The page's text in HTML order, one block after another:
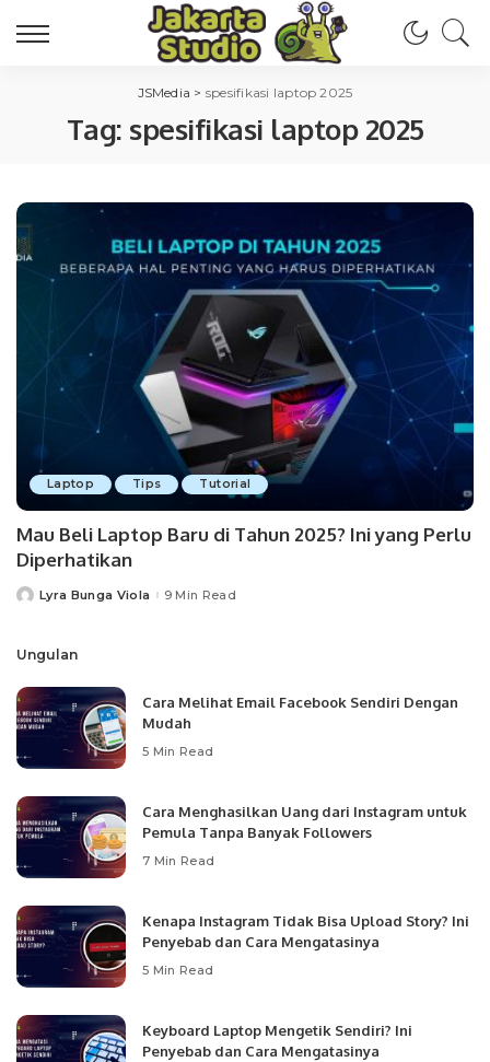
JSMedia > spesifikasi laptop 2025
Tag: spesifikasi laptop 2025
Laptop Tips Tutorial
Mau Beli Laptop Baru di Tahun 2025? Ini yang Perlu
Diperhatikan
PostedLyra Bunga Viola 9 Min Read
Ungulan
Cara Melihat Email Facebook Sendiri Dengan
Mudah
5 Min Read
Cara Menghasilkan Uang dari Instagram untuk
Pemula Tanpa Banyak Followers
7 Min Read
Kenapa Instagram Tidak Bisa Upload Story? Ini
Penyebab dan Cara Mengatasinya
5 Min Read
Keyboard Laptop Mengetik Sendiri? Ini
Penyebab dan Cara Mengatasinya